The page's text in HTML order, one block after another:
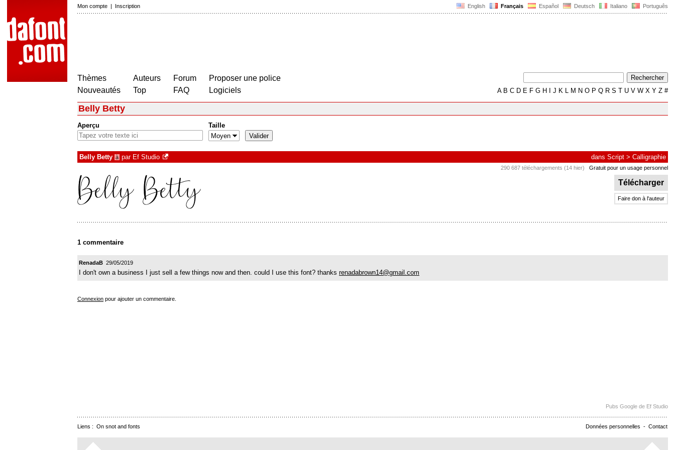
English Français Español Deutsch Italiano Português
Mon compte | Inscription
Thèmes
Nouveautés
Auteurs
Top
Forum
FAQ
Proposer une police
Logiciels
AB C D E F G H J K L M N O P Q R S T U V W X Y Z #
Belly Betty
Aperçu Taille
Belly Betty à par Ef Studio dans Script > Calligraphie
290 687 téléchargements (14 hier) Gratuit pour un usage personnel
Télécharger
Faire don à l'auteur
1 commentaire
RenadaB 29/05/2019
I don't own a business I just sell a few things now and then. could I use this font? thanks renadabrown14@gmail.com
Connexion pour ajouter un commentaire.
Pubs Google de Ef Studio
Données personnelles - Contact
Liens : On snot and fonts